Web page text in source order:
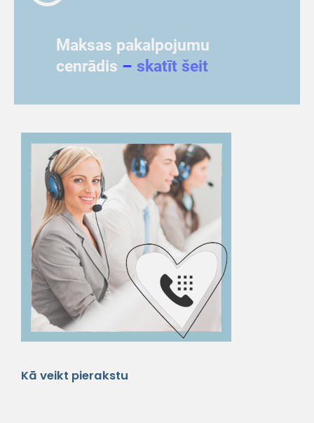
Maksas pakalpojumu
cenrādis – skatīt šeit
Kā veikt pierakstu